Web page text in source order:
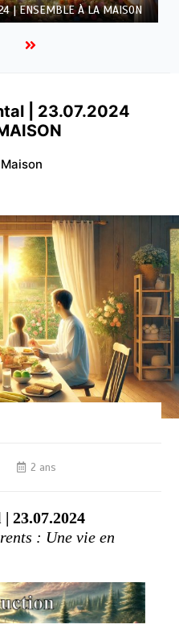
| 23.07.2024
2 ans
23.07.2024
: Une vie en